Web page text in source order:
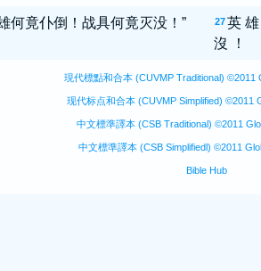
何竟仆倒！战具何竟灭没！” 27 英
沒 ！
現代標點和合本 (CUVMP Traditional) ©2011
现代标点和合本 (CUVMP Simplified) ©2011
中文標準譯本 (CSB Traditional) ©2011
中文標準譯本 (CSB Simplifiedl) ©2011
Bible Hub